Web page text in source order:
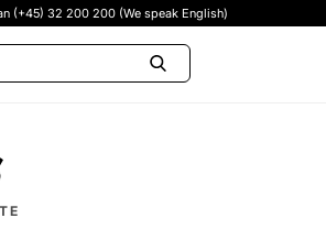
(+45) 32 200 200 (We speak English)